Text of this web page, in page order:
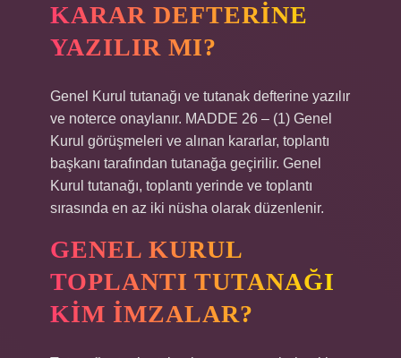
KARAR DEFTERINE
YAZILIR MI?
Genel Kurul tutanağı ve tutanak defterine yazılır
ve noterce onaylanır. MADDE 26 – (1) Genel
Kurul görüşmeleri ve alınan kararlar, toplantı
başkanı tarafından tutanağa geçirilir. Genel
Kurul tutanağı, toplantı yerinde ve toplantı
sırasında en az iki nüsha olarak düzenlenir.
GENEL KURUL
TOPLANTI TUTANAĞI
KIM IMZALAR?